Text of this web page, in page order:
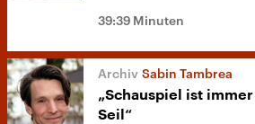
39:39 Minuten
Sabin Tambrea
„Schauspiel ist
Seil“